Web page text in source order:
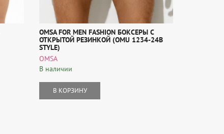
OMSA FOR MEN FASHION БОКСЕРЫ С
ОТКРЫТОЙ РЕЗИНКОЙ (OMU 1234-24B
STYLE)
OMSA
В наличии
В КОРЗИНУ